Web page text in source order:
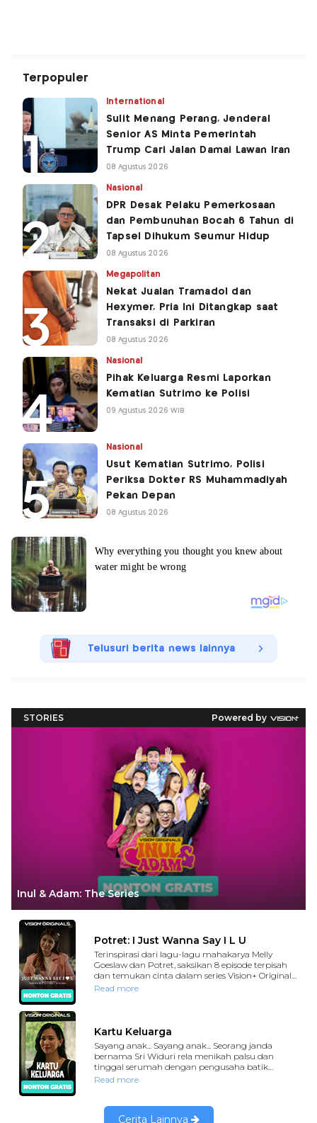
Terpopuler
International
Sulit Menang Perang, Jenderal
Senior AS Minta Pemerintah
Trump Cari Jalan Damai Lawan Iran
08 Agustus 2026
Nasional
DPR Desak Pelaku Pemerkosaan
dan Pembunuhan Bocah 6 Tahun di
Tapsel Dihukum Seumur Hidup
08 Agustus 2026
Megapolitan
Nekat Jualan Tramadol dan
Hexymer, Pria Ini Ditangkap saat
Transaksi di Parkiran
08 Agustus 2026
Nasional
Pihak Keluarga Resmi Laporkan
Kematian Sutrimo ke Polisi
09 Agustus 2026 WIB
Nasional
Usut Kematian Sutrimo, Polisi
Periksa Dokter RS Muhammadiyah
Pekan Depan
08 Agustus 2026
Telusuri berita news lainnya